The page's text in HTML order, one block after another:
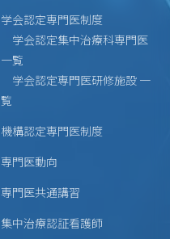
学会認定専門医制度
学会認定集中治療科専門医
一覧
学会認定専門医研修施設 一
覧
機構認定専門医制度
専門医動向
専門医共通講習
集中治療認証看護師